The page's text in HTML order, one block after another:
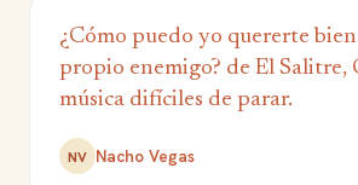
¿Cómo puedo yo quererte
propio enemigo? de El Salitre,
música difíciles de parar.
NV Nacho Vegas